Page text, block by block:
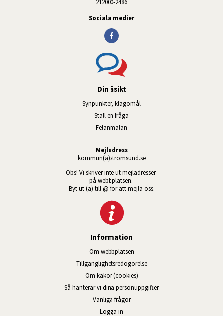
212000-2486
Sociala medier
Din åsikt
Synpunkter, klagomål
Ställ en fråga
Felanmälan
Mejladress
kommun(a)stromsund.se
Obs! Vi skriver inte ut mejladresser
på webbplatsen.
Byt ut (a) till @ för att mejla oss.
Information
Om webbplatsen
Tillgänglig­hets­redo­görelse
Om kakor (cookies)
Så hanterar vi dina personuppgifter
Vanliga frågor
Logga in